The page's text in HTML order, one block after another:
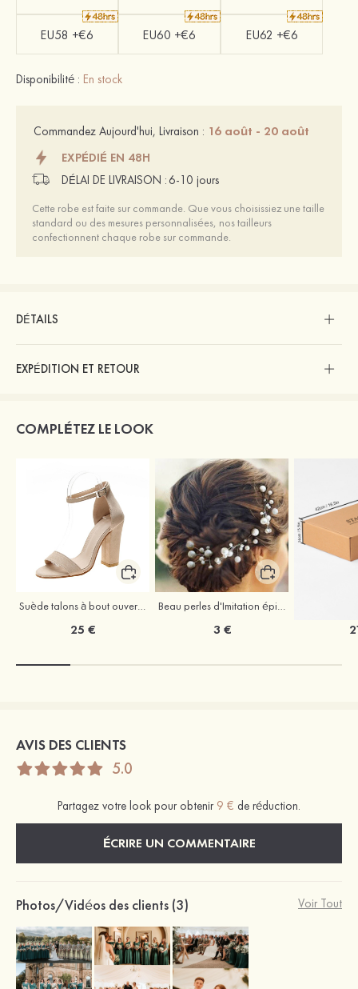
EU58 +€6 EU60 +€6 EU62 +€6
Disponibilité : En stock
Commandez Aujourd'hui, Livraison : 16 août - 20 août
EXPÉDIÉ EN 48H
DÉLAI DE LIVRAISON : 6-10 jours
Cette robe est faite sur commande. Que vous choisissiez une taille
standard ou des mesures personnalisées, nos tailleurs
confectionnent chaque robe sur commande.
DÉTAILS
EXPÉDITION ET RETOUR
COMPLÉTEZ LE LOOK
Suède talons à bout ouvert sandales talon bottier chaussures pour les soirées
25 €
Beau perles d'Imitation épingles à cheveux coiffe
3 €
AVIS DES CLIENTS
5.0
Partagez votre look pour obtenir 9 € de réduction.
ÉCRIRE UN COMMENTAIRE
Photos/Vidéos des clients (3) Voir Tout